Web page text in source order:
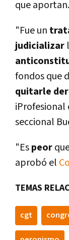
que aportan.
"Fue un
judicializar
fondos que
quitarle
iProfesional
seccional
"Espeor
aprobó el
TEMAS
cgt